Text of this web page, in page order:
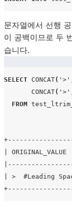
문자열에서 선행
이 공백이므로 두
습니다.
SELECT CONCAT( '>'
CONCAT( '>'
FROM
|
| >  #Leading